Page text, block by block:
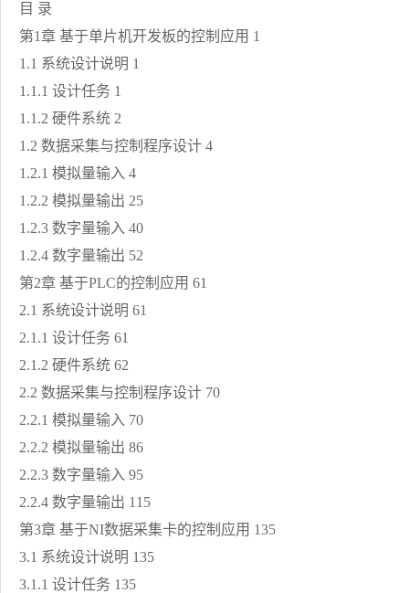
目 录
第1章 基于单片机开发板的控制应用 1
1.1 系统设计说明 1
1.1.1 设计任务 1
1.1.2 硬件系统 2
1.2 数据采集与控制程序设计 4
1.2.1 模拟量输入 4
1.2.2 模拟量输出 25
1.2.3 数字量输入 40
1.2.4 数字量输出 52
第2章 基于PLC的控制应用 61
2.1 系统设计说明 61
2.1.1 设计任务 61
2.1.2 硬件系统 62
2.2 数据采集与控制程序设计 70
2.2.1 模拟量输入 70
2.2.2 模拟量输出 86
2.2.3 数字量输入 95
2.2.4 数字量输出 115
第3章 基于NI数据采集卡的控制应用 135
3.1 系统设计说明 135
3.1.1 设计任务 135